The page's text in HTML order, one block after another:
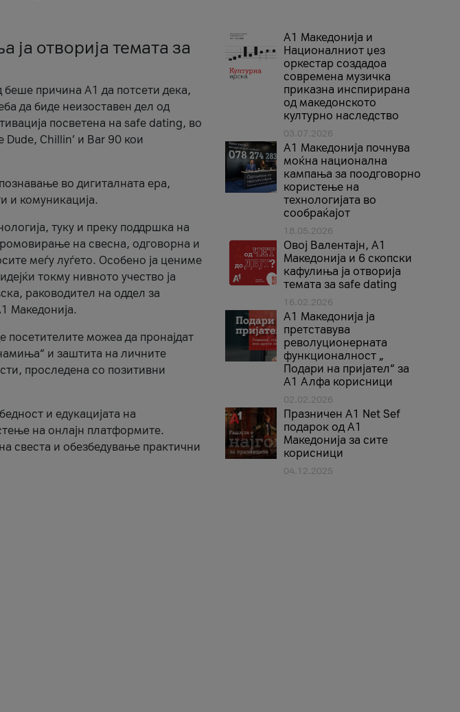
ја отворија темата за
причина А1 да потсети дека,
да биде неизоставен дел од
посветена на safe dating, во
Chillin’ и Bar 90 кои
во дигиталната ера,
и комуникација.
туку и преку поддршка на
на свесна, одговорна и
меѓу луѓето. Особено ја цениме
токму нивното учество ја
раководител на оддел за
Македонија.
посетителите можеа да пронајдат
и заштита на личните
проследена со позитивни
и едукацијата на
на онлајн платформите.
свеста и обезбедување практични
А1 Македонија и
Националниот џез
оркестар создадоа
современа музичка
приказна инспирирана
од македонското
културно наследство
03.07.2026
A1 Македонија почнува
моќна национална
кампања за поодговорно
користење на
технологијата во
сообраќајот
18.05.2026
Овој Валентајн, A1
Македонија и 6 скопски
кафулиња ја отворија
темата за safe dating
16.02.2026
А1 Македонија ја
претставува
револуционерната
функционалност „
Подари на пријател“ за
А1 Алфа корисници
02.02.2026
Празничен A1 Net Sеf
подарок од А1
Македонија за сите
корисници
04.12.2025